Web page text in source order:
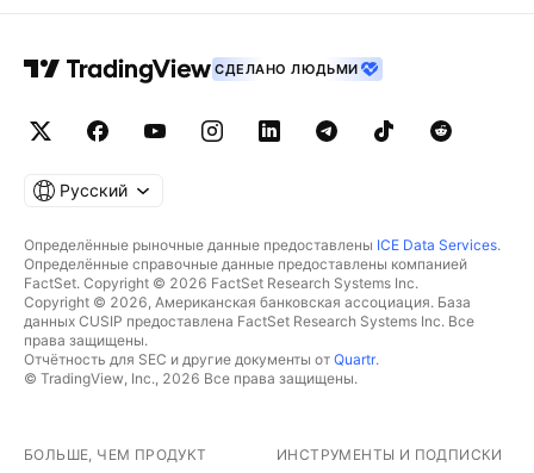
СДЕЛАНО ЛЮДЬМИ
Русский
Определённые рыночные данные предоставлены ICE Data Services.
Определённые справочные данные предоставлены компанией
FactSet. Copyright © 2026 FactSet Research Systems Inc.
Copyright © 2026, Американская банковская ассоциация. База
данных CUSIP предоставлена FactSet Research Systems Inc. Все
права защищены.
Отчётность для SEC и другие документы от Quartr.
© TradingView, Inc., 2026 Все права защищены.
БОЛЬШЕ, ЧЕМ ПРОДУКТ ИНСТРУМЕНТЫ И ПОДПИСКИ